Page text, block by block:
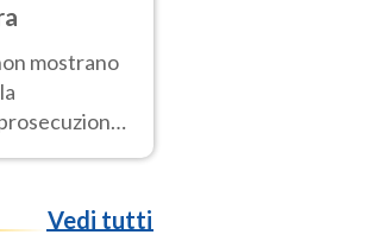
mostrano
molti
Vedi tutti